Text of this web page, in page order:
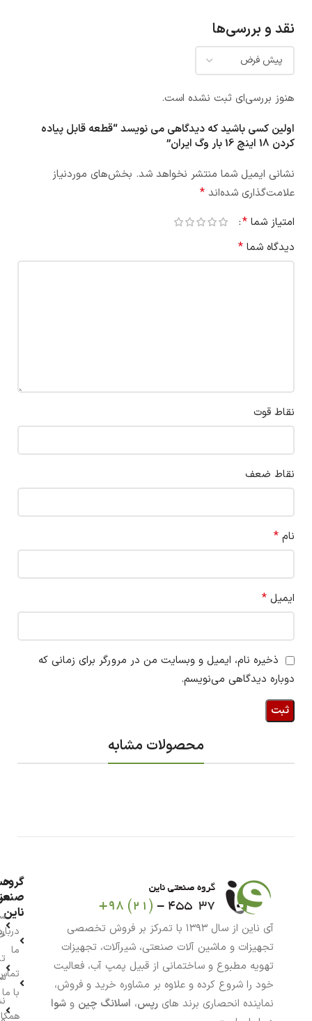
نقد و بررسی‌ها
هنوز بررسی‌ای ثبت نشده است.
اولین کسی باشید که دیدگاهی می نویسد “قطعه قابل پیاده
کردن 18 اینچ 16 بار وگ ایران”
نشانی ایمیل شما منتشر نخواهد شد. بخش‌های موردنیاز
علامت‌گذاری شده‌اند *
امتیاز شما *
دیدگاه شما *
نقاط قوت
نقاط ضعف
نام *
ایمیل *
ذخیره نام، ایمیل و وبسایت من در مرورگر برای زمانی که
دوباره دیدگاهی می‌نویسم.
محصولات مشابه
آی ناین از سال ۱۳۹۳ با تمرکز بر فروش تخصصی
تجهیزات و ماشین آلات صنعتی، شیرآلات، تجهیزات
تهویه مطبوع و ساختمانی از قبیل پمپ آب، فعالیت
خود را شروع کرده و علاوه بر مشاوره خرید و فروش،
نماینده انحصاری برند های رپس، اسلانگ چین و شوا
گروه
ناین
ما
با ما